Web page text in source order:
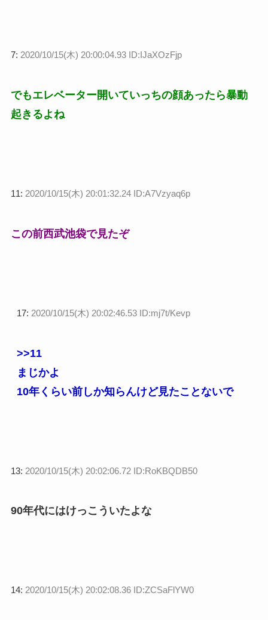
7: 2020/10/15(木) 20:00:04.93 ID:IJaXOzFjp
でもエレベーター開いていっちの顔あったら暴動
起きるよね
11: 2020/10/15(木) 20:01:32.24 ID:A7Vzyaq6p
この前西武池袋で見たぞ
17: 2020/10/15(木) 20:02:46.53 ID:mj7t/Kevp
>>11
まじかよ
10年くらい前しか知らんけど見たことないで
13: 2020/10/15(木) 20:02:06.72 ID:RoKBQDB50
90年代にはけっこういたよな
14: 2020/10/15(木) 20:02:08.36 ID:ZCSaFlYW0